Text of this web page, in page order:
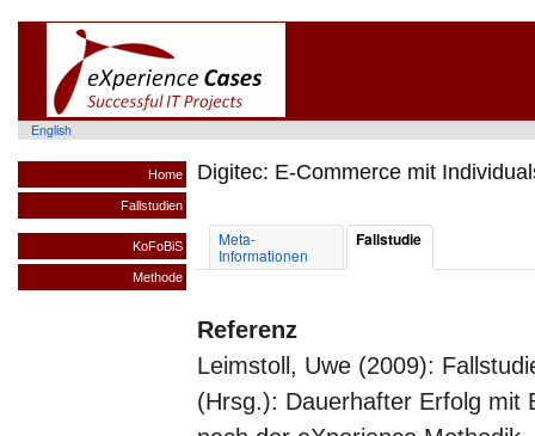
English
Home
Fallstudien
KoFoBiS
Methode
Digitec: E-Commerce mit
Meta-
Informationen
Fallstudie
Referenz
Leimstoll, Uwe (2009):
(Hrsg.): Dauerhafter Erfolg mit